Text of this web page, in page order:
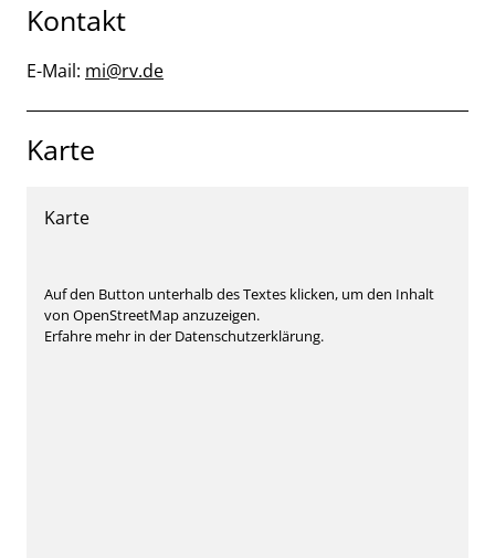
Kontakt
E-Mail: mi@rv.de
Karte
Karte
Auf den Button unterhalb des Textes klicken, um den Inhalt
von OpenStreetMap anzuzeigen.
Erfahre mehr in der Datenschutzerklärung.